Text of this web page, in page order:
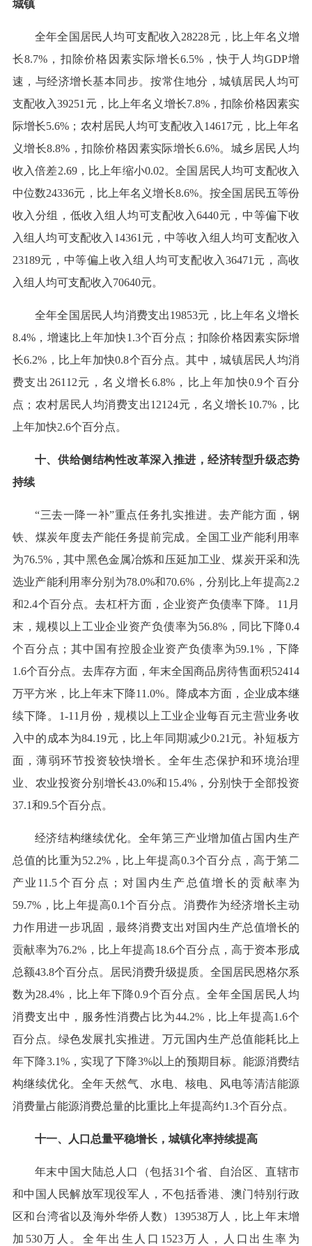
城镇
全年全国居民人均可支配收入28228元，比上年名义增
长8.7%，扣除价格因素实际增长6.5%，快于人均GDP增
速，与经济增长基本同步。按常住地分，城镇居民人均可
支配收入39251元，比上年名义增长7.8%，扣除价格因素实
际增长5.6%；农村居民人均可支配收入14617元，比上年名
义增长8.8%，扣除价格因素实际增长6.6%。城乡居民人均
收入倍差2.69，比上年缩小0.02。全国居民人均可支配收入
中位数24336元，比上年名义增长8.6%。按全国居民五等份
收入分组，低收入组人均可支配收入6440元，中等偏下收
入组人均可支配收入14361元，中等收入组人均可支配收入
23189元，中等偏上收入组人均可支配收入36471元，高收
入组人均可支配收入70640元。
全年全国居民人均消费支出19853元，比上年名义增长
8.4%，增速比上年加快1.3个百分点；扣除价格因素实际增
长6.2%，比上年加快0.8个百分点。其中，城镇居民人均消
费支出26112元，名义增长6.8%，比上年加快0.9个百分
点；农村居民人均消费支出12124元，名义增长10.7%，比
上年加快2.6个百分点。
十、供给侧结构性改革深入推进，经济转型升级态势
持续
“三去一降一补”重点任务扎实推进。去产能方面，钢
铁、煤炭年度去产能任务提前完成。全国工业产能利用率
为76.5%，其中黑色金属冶炼和压延加工业、煤炭开采和洗
选业产能利用率分别为78.0%和70.6%，分别比上年提高2.2
和2.4个百分点。去杠杆方面，企业资产负债率下降。11月
末，规模以上工业企业资产负债率为56.8%，同比下降0.4
个百分点；其中国有控股企业资产负债率为59.1%，下降
1.6个百分点。去库存方面，年末全国商品房待售面积52414
万平方米，比上年末下降11.0%。降成本方面，企业成本继
续下降。1-11月份，规模以上工业企业每百元主营业务收
入中的成本为84.19元，比上年同期减少0.21元。补短板方
面，薄弱环节投资较快增长。全年生态保护和环境治理
业、农业投资分别增长43.0%和15.4%，分别快于全部投资
37.1和9.5个百分点。
经济结构继续优化。全年第三产业增加值占国内生产
总值的比重为52.2%，比上年提高0.3个百分点，高于第二
产业11.5个百分点；对国内生产总值增长的贡献率为
59.7%，比上年提高0.1个百分点。消费作为经济增长主动
力作用进一步巩固，最终消费支出对国内生产总值增长的
贡献率为76.2%，比上年提高18.6个百分点，高于资本形成
总额43.8个百分点。居民消费升级提质。全国居民恩格尔系
数为28.4%，比上年下降0.9个百分点。全年全国居民人均
消费支出中，服务性消费占比为44.2%，比上年提高1.6个
百分点。绿色发展扎实推进。万元国内生产总值能耗比上
年下降3.1%，实现了下降3%以上的预期目标。能源消费结
构继续优化。全年天然气、水电、核电、风电等清洁能源
消费量占能源消费总量的比重比上年提高约1.3个百分点。
十一、人口总量平稳增长，城镇化率持续提高
年末中国大陆总人口（包括31个省、自治区、直辖市
和中国人民解放军现役军人，不包括香港、澳门特别行政
区和台湾省以及海外华侨人数）139538万人，比上年末增
加530万人。全年出生人口1523万人，人口出生率为